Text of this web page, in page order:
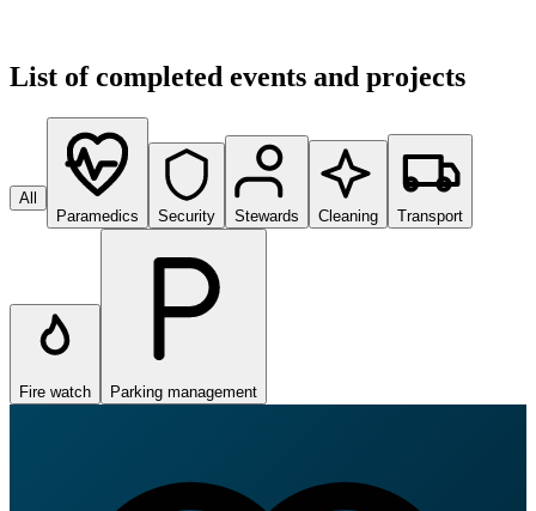
List of completed events and projects
All
Paramedics
Security Stewards Cleaning Transport
Fire watch Parking management